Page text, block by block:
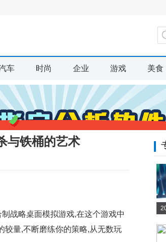
车 时尚 企业 游戏 美食
与铁桶的艺术
战略桌面模拟游戏,在这个游戏中
较量,不断磨练你的策略,从无数玩